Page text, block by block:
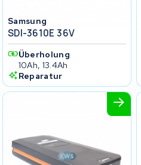
Samsung
SDI-3610E 36V
Überholung
10Ah, 13.4Ah
Reparatur